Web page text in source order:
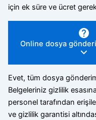
için ek süre ve ücret
Online dosya
Evet, tüm dosya
Belgeleriniz gizlilik
personel tarafından
ve gizlilik garantisi